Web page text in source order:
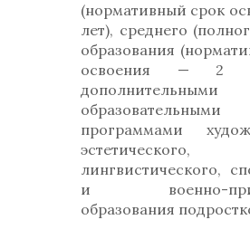
(нормативный срок
лет), среднего
образования
освоения — 2
дополнительными
образовательными
программами
эстетического,
лингвистического,
и военно-
образования